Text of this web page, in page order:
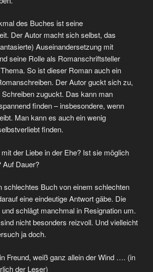
des Buches ist seine
Der Autor macht sich selbst, das
Auseinandersetzung mit
seine Rolle als Romanschriftsteller
So ist dieser Roman auch ein
Der Autor guckt sich zu,
zuguckt. Das kann man
finden – insbesondere, wenn
Man kann es auch ein wenig
finden.
der Liebe in der Ehe? Ist sie möglich
Auf Dauer?
schlechtes Buch von einem schlechten
eine eindeutige Antwort gäbe. Die
schlägt manchmal in Resignation um.
nicht besonders reizvoll. Und vielleicht
ja doch.
Freund, weiß ganz allein der Wind …. (in
der Leser)